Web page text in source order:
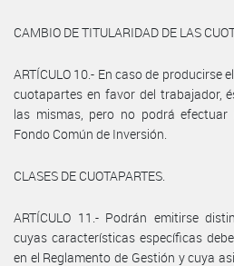
CAMBIO DE TITULARIDAD DE LAS
ARTÍCULO 10.- En caso de producirse
cuotapartes en favor del trabajador,
las mismas, pero no podrá efectuar
Fondo Común de Inversión.
CLASES DE CUOTAPARTES.
ARTÍCULO 11.- Podrán emitirse
cuyas características específicas
en el Reglamento de Gestión y cuya